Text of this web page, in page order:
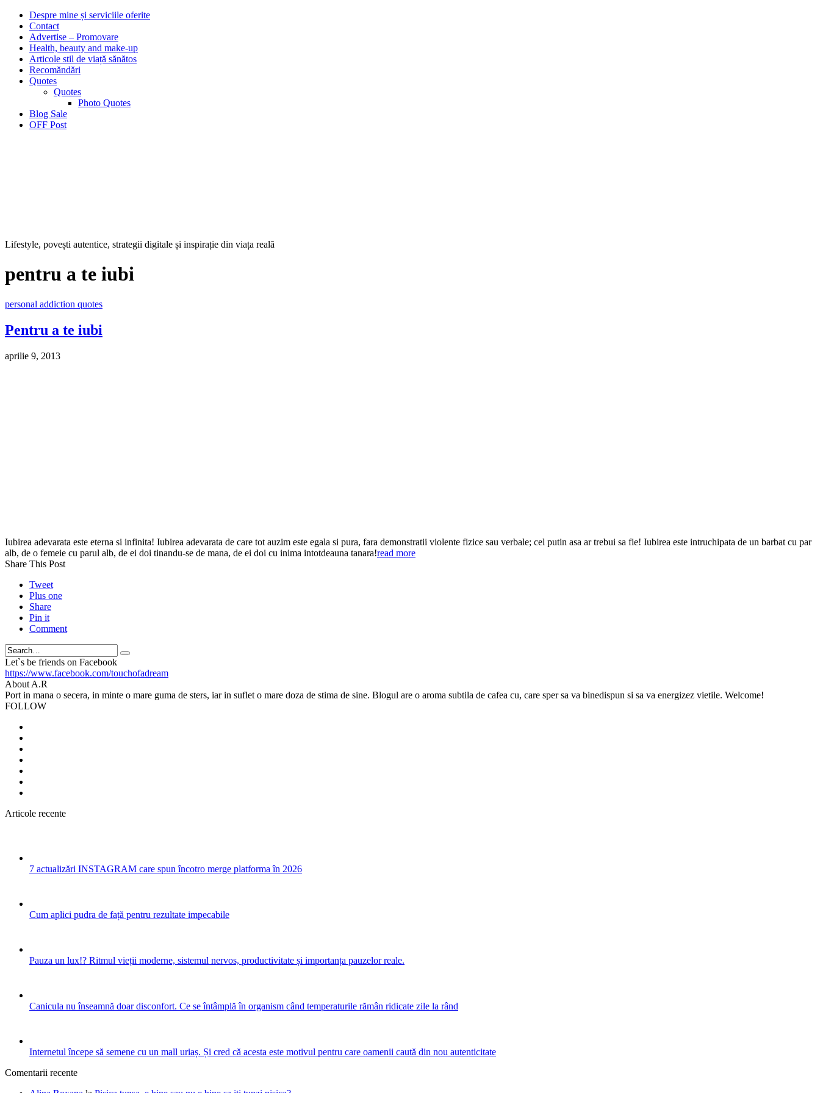
Despre mine și serviciile oferite
Contact
Advertise – Promovare
Health, beauty and make-up
Articole stil de viață sănătos
Recomăndări
Quotes
Quotes
Photo Quotes
Blog Sale
OFF Post
Lifestyle, povești autentice, strategii digitale și inspirație din viața reală
pentru a te iubi
personal addiction quotes
Pentru a te iubi
aprilie 9, 2013
Iubirea adevarata este eterna si infinita! Iubirea adevarata de care tot auzim este egala si pura, fara demonstratii violente fizice sau verbale; cel putin asa ar trebui sa fie! Iubirea este intruchipata de un barbat cu par
alb, de o femeie cu parul alb, de ei doi tinandu-se de mana, de ei doi cu inima intotdeauna tanara!read more
Share This Post
Tweet
Plus one
Share
Pin it
Comment
Search
Let`s be friends on Facebook
https://www.facebook.com/touchofadream
About A.R
Port in mana o secera, in minte o mare guma de sters, iar in suflet o mare doza de stima de sine. Blogul are o aroma subtila de cafea cu, care sper sa va binedispun si sa va energizez vietile. Welcome!
FOLLOW
Articole recente
7 actualizări INSTAGRAM care spun încotro merge platforma în 2026
Cum aplici pudra de față pentru rezultate impecabile
Pauza un lux!? Ritmul vieții moderne, sistemul nervos, productivitate și importanța pauzelor reale.
Canicula nu înseamnă doar disconfort. Ce se întâmplă în organism când temperaturile rămân ridicate zile la rând
Internetul începe să semene cu un mall uriaș. Și cred că acesta este motivul pentru care oamenii caută din nou autenticitate
Comentarii recente